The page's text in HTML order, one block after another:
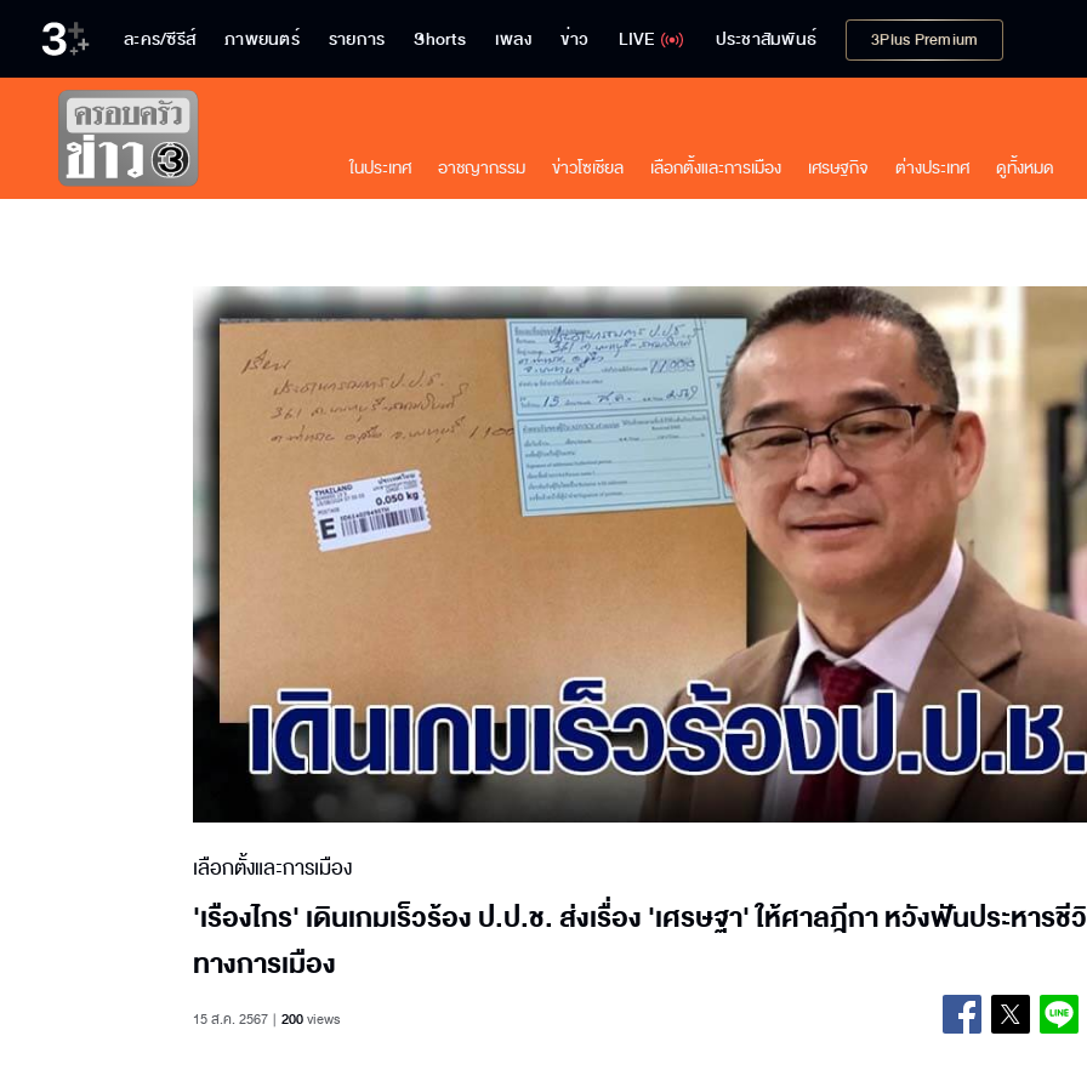
ละคร/ซีรีส์ ภาพยนตร์ รายการ Shorts เพลง ข่าว LIVE ประชาสัมพันธ์ 3Plus Premium
ในประเทศ อาชญากรรม ข่าวโซเชียล เลือกตั้งและการเมือง เศรษฐกิจ ต่างประเทศ ดูทั้งหมด
เลือกตั้งและการเมือง
'เรืองไกร' เดินเกมเร็วร้อง ป.ป.ช. ส่งเรื่อง 'เศรษฐา' ให้ศาลฎีกา หวังฟันประหารชี
ทางการเมือง
15 ส.ค. 2567 200views